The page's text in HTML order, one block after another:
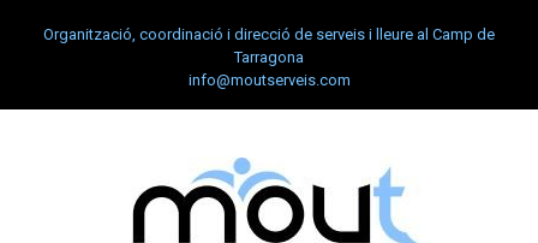
Organització, coordinació i direcció de serveis i lleure al Camp de
Tarragona
info@moutserveis.com